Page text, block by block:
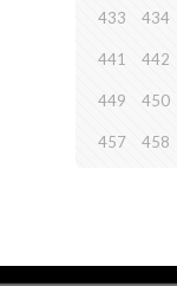
433 434
441 442
449 450
457 458